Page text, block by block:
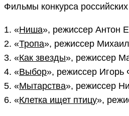
Фильмы конкурса
1. «Ниша», режиссер Антон
2. «Тропа», режиссер
3. «Как звезды», режиссер
4. «Выбор», режиссер Игорь
5. «Мытарства», режиссер
6. «Клетка ищет птицу»,